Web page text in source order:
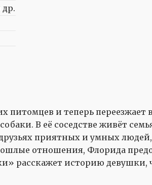
и теперь переезжает
В её соседстве живёт
приятных и умных
отношения, Флорида
расскажет историю